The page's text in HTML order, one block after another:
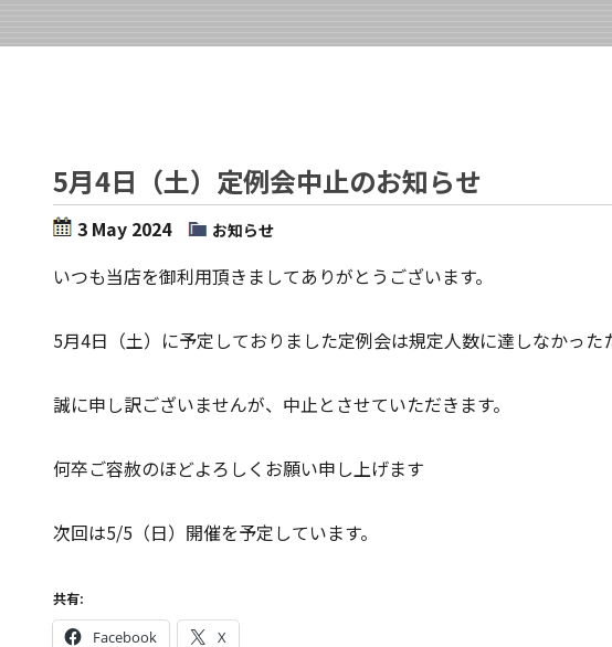
5月4日（土）定例会中止のお知らせ
3 May 2024 お知らせ
いつも当店を御利用頂きましてありがとうございます。
5月4日（土）に予定しておりました定例会は規定人数に達しなかった
誠に申し訳ございませんが、中止とさせていただきます。
何卒ご容赦のほどよろしくお願い申し上げます
次回は5/5（日）開催を予定しています。
共有:
Facebook X